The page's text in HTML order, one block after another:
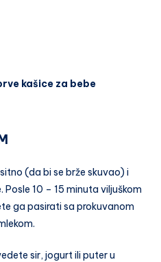
kašice za bebe
(da bi se brže skuvao) i
10 – 15 minuta viljuškom
ga pasirati sa prokuvanom
sir, jogurt ili puter u